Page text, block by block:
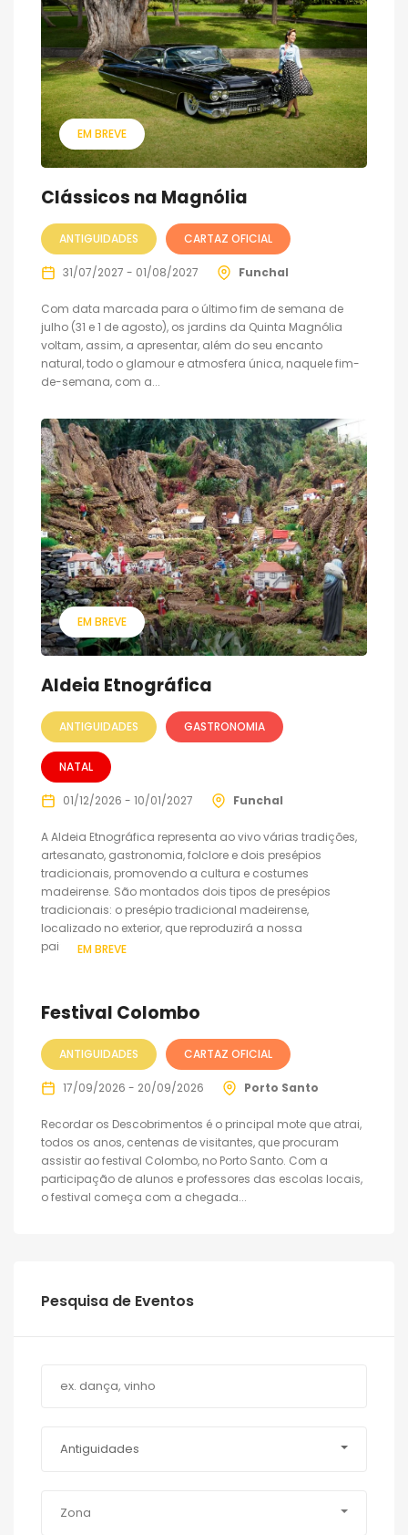
EM BREVE
Clássicos na Magnólia
ANTIGUIDADES CARTAZ OFICIAL
31/07/2027 - 01/08/2027 Funchal
Com data marcada para o último fim de semana de
julho (31 e 1 de agosto), os jardins da Quinta Magnólia
voltam, assim, a apresentar, além do seu encanto
natural, todo o glamour e atmosfera única, naquele fim-
de-semana, com a...
EM BREVE
Aldeia Etnográfica
ANTIGUIDADES GASTRONOMIA
NATAL
01/12/2026 - 10/01/2027 Funchal
A Aldeia Etnográfica representa ao vivo várias tradições,
artesanato, gastronomia, folclore e dois presépios
tradicionais, promovendo a cultura e costumes
madeirense. São montados dois tipos de presépios
tradicionais: o presépio tradicional madeirense,
localizado no exterior, que reproduzirá a nossa
paisagem...
EM BREVE
Festival Colombo
ANTIGUIDADES CARTAZ OFICIAL
17/09/2026 - 20/09/2026 Porto Santo
Recordar os Descobrimentos é o principal mote que atrai,
todos os anos, centenas de visitantes, que procuram
assistir ao festival Colombo, no Porto Santo. Com a
participação de alunos e professores das escolas locais,
o festival começa com a chegada...
Pesquisa de Eventos
Antiguidades
Zona